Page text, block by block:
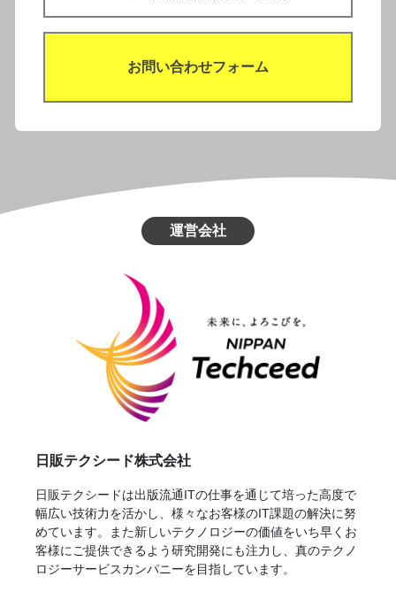
お問い合わせフォーム
運営会社
日販テクシード株式会社
日販テクシードは出版流通ITの仕事を通じて培った高度で
幅広い技術力を活かし、様々なお客様のIT課題の解決に努
めています。また新しいテクノロジーの価値をいち早くお
客様にご提供できるよう研究開発にも注力し、真のテクノ
ロジーサービスカンパニーを目指しています。